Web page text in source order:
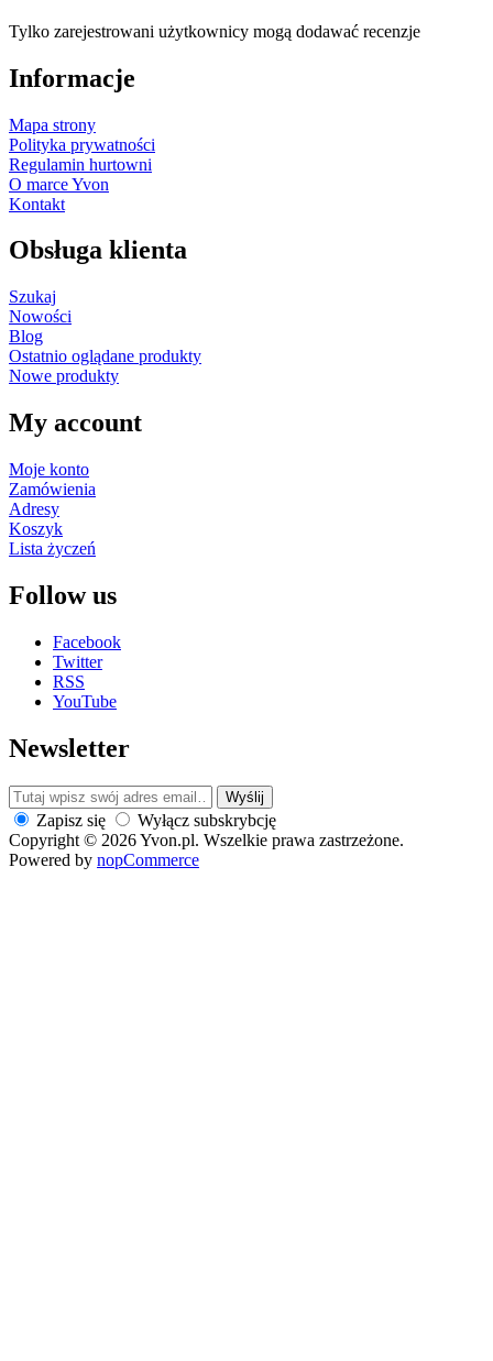
Tylko zarejestrowani użytkownicy mogą dodawać recenzje
Informacje
Mapa strony
Polityka prywatności
Regulamin hurtowni
O marce Yvon
Kontakt
Obsługa klienta
Szukaj
Nowości
Blog
Ostatnio oglądane produkty
Nowe produkty
My account
Moje konto
Zamówienia
Adresy
Koszyk
Lista życzeń
Follow us
Facebook
Twitter
RSS
YouTube
Newsletter
Wyślij
Zapisz się
Wyłącz subskrybcję
Copyright © 2026 Yvon.pl. Wszelkie prawa zastrzeżone.
Powered by nopCommerce